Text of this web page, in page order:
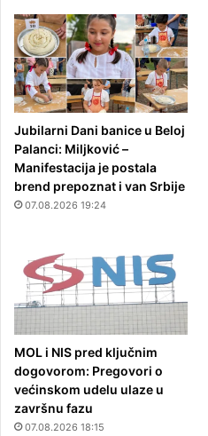
Jubilarni Dani banice u Beloj
Palanci: Miljković –
Manifestacija je postala
brend prepoznat i van Srbije
07.08.2026 19:24
MOL i NIS pred ključnim
dogovorom: Pregovori o
većinskom udelu ulaze u
završnu fazu
07.08.2026 18:15